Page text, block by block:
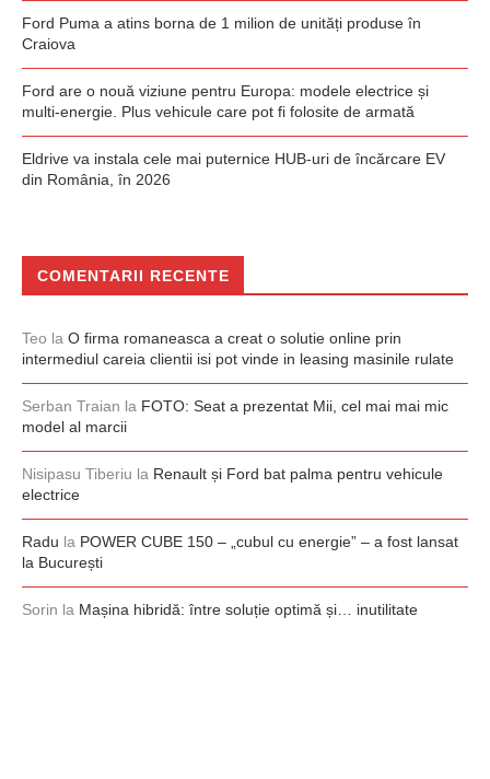
Ford Puma a atins borna de 1 milion de unități produse în
Craiova
Ford are o nouă viziune pentru Europa: modele electrice și
multi-energie. Plus vehicule care pot fi folosite de armată
Eldrive va instala cele mai puternice HUB-uri de încărcare EV
din România, în 2026
COMENTARII RECENTE
Teo la O firma romaneasca a creat o solutie online prin
intermediul careia clientii isi pot vinde in leasing masinile rulate
Serban Traian la FOTO: Seat a prezentat Mii, cel mai mai mic
model al marcii
Nisipasu Tiberiu la Renault și Ford bat palma pentru vehicule
electrice
Radu la POWER CUBE 150 – „cubul cu energie” – a fost lansat
la București
Sorin la Mașina hibridă: între soluție optimă și… inutilitate